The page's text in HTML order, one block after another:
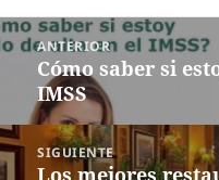
Navegación
de
entradas
ANTERIOR
Entrada
anterior:
Cómo saber si
IMSS
SIGUIENTE
Siguiente
Los mejores